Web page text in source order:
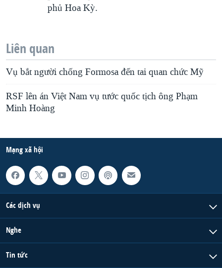
phủ Hoa Kỳ.
Liên quan
Vụ bắt người chống Formosa đến tai quan chức Mỹ
RSF lên án Việt Nam vụ tước quốc tịch ông Phạm
Minh Hoàng
Mạng xã hội
Các dịch vụ
Nghe
Tin tức